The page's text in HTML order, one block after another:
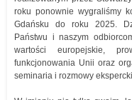
roku ponownie wygraliśmy
Gdańsku do roku 2025.
Państwu i naszym
wartości europejskie,
funkcjonowania Unii oraz
seminaria i rozmowy